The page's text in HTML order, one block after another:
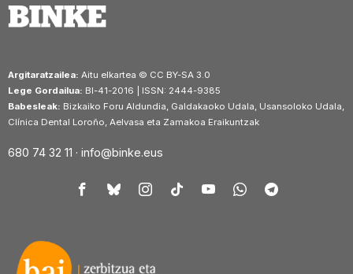
Argitaratzailea: Aitu elkartea © CC BY-SA 3.0
Lege Gordailua: BI-41-2016 | ISSN: 2444-9385
Babesleak: Bizkaiko Foru Aldundia, Galdakaoko Udala, Usansoloko Udala,
Clínica Dental Loroño, Aelvasa eta Zamakoa Eraikuntzak
680 74 32 11 · info@binke.eus